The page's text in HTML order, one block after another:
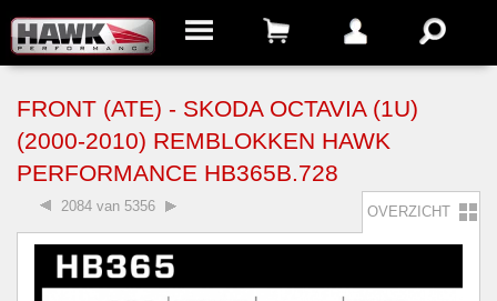
FRONT (ATE) - SKODA OCTAVIA (1U)
(2000-2010) REMBLOKKEN HAWK
PERFORMANCE HB365B.728
2084 van 5356 OVERZICHT